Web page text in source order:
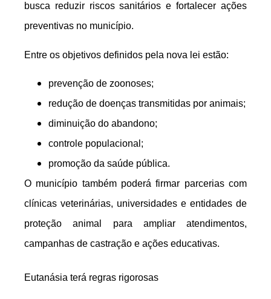
busca reduzir riscos sanitários e fortalecer ações
preventivas no município.
Entre os objetivos definidos pela nova lei estão:
prevenção de zoonoses;
redução de doenças transmitidas por animais;
diminuição do abandono;
controle populacional;
promoção da saúde pública.
O município também poderá firmar parcerias com
clínicas veterinárias, universidades e entidades de
proteção animal para ampliar atendimentos,
campanhas de castração e ações educativas.
Eutanásia terá regras rigorosas